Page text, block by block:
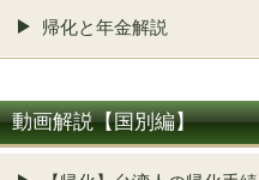
帰化と年金解説
動画解説【国別編】